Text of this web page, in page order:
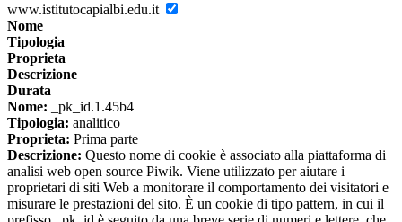
www.istitutocapialbi.edu.it
Nome
Tipologia
Proprieta
Descrizione
Durata
Nome: _pk_id.1.45b4
Tipologia: analitico
Proprieta: Prima parte
Descrizione: Questo nome di cookie è associato alla piattaforma di
analisi web open source Piwik. Viene utilizzato per aiutare i
proprietari di siti Web a monitorare il comportamento dei visitatori e
misurare le prestazioni del sito. È un cookie di tipo pattern, in cui il